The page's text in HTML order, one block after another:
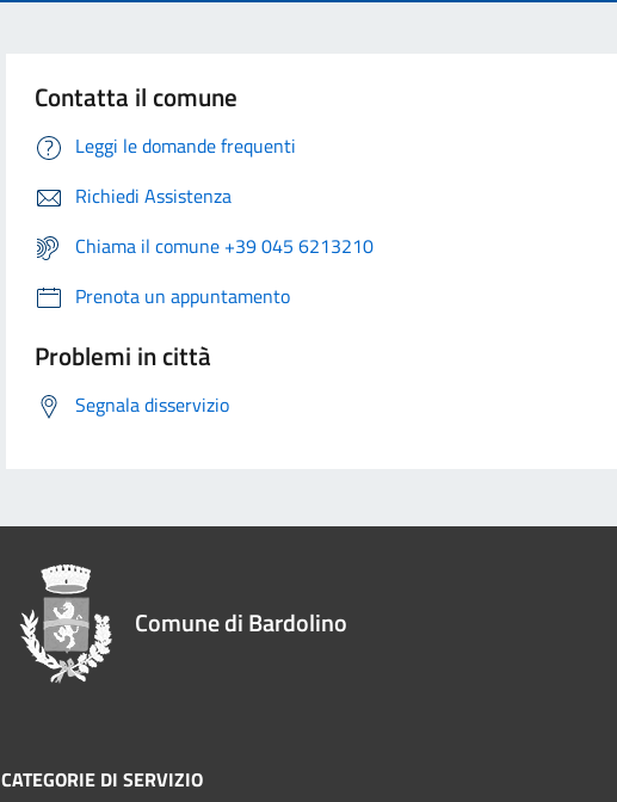
Contatta il comune
Leggi le domande frequenti
Richiedi Assistenza
Chiama il comune +39 045 6213210
Prenota un appuntamento
Problemi in città
Segnala disservizio
Comune di Bardolino
CATEGORIE DI SERVIZIO